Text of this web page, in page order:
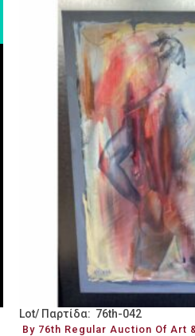
Lot/ Παρτίδα: 76th-042
By 76th Regular Auction Of Art